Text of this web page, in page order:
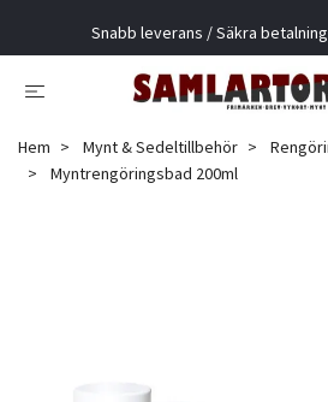
Snabb leverans / Säkra
Hem Mynt & Sedeltillbehör
Myntrengöringsbad 200ml